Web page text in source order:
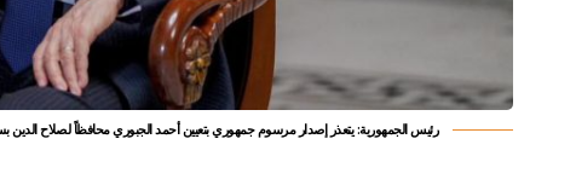
رئيس الجمهورية: يتعذر إصدار مرسوم جمهوري بتعيين أحمد الجبوري محافظاً لصلاح الدين